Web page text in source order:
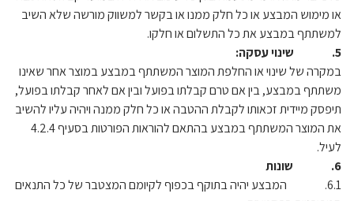
או מימוש המבצע או כל חלק ממנו או בקשר למשווק מורשה שלא השיב
למשתתף במבצע את כל התשלום או חלקו.
5. שינוי עסקה:
במקרה של שינוי או החלפת המוצר המשתתף במבצע במוצר אחר שאינו
משתתף במבצע, בין אם טרם קבלתו בפועל ובין אם לאחר קבלתו בפועל,
תיפסק מיידית זכאותו לקבלת ההטבה או כל חלק ממנה ויהיה עליו להשיב
את המוצר המשתתף במבצע בהתאם להוראות הפורטות בסעיף 4.2.4
לעיל.
6. שונות
6.1. המבצע יהיה בתוקף בכפוף לקיומם המצטבר של כל התנאים